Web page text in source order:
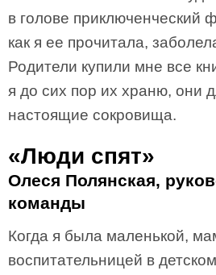
в голове приключенческий
как я ее прочитала,
Родители купили мне все
я до сих пор их храню, они
настоящие сокровища.
«Люди спят»
Олеся Полянская,
команды
Когда я была маленькой,
воспитательницей в